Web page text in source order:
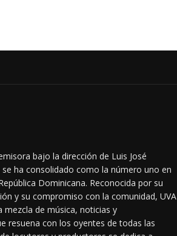
bajo la dirección de Luis José
se ha consolidado como la número uno en
Dominicana. Reconocida por su
y su compromiso con la comunidad, UVA
mezcla de música, noticias y
resuena con los oyentes de todas las